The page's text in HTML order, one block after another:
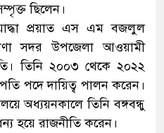
ছিলেন।
প্রয়াত এস এম বজলুল
সদর উপজেলা আওয়ামী
তিনি ২০০৩ থেকে ২০২২
পদে দায়িত্ব পালন করেন।
অধ্যয়নকালে তিনি বঙ্গবন্ধু
হয়ে রাজনীতি করেন।